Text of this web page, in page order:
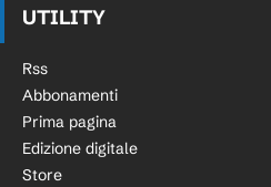
UTILITY
Rss
Abbonamenti
Prima pagina
Edizione digitale
Store